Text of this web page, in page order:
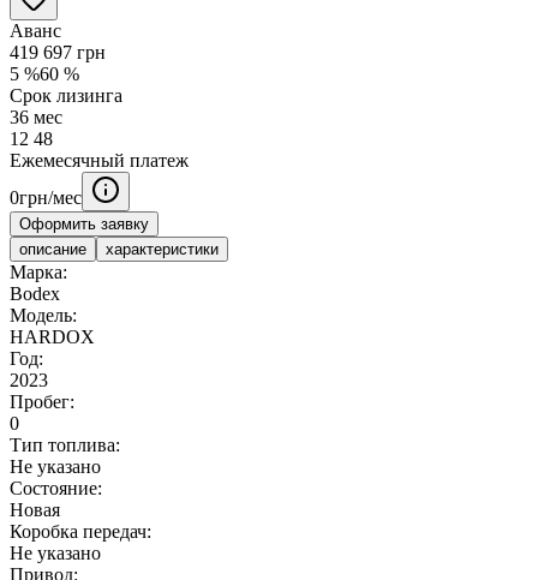
Аванс
419 697 грн
5 %60 %
Срок лизинга
36 мес
12 48
Ежемесячный платеж
0грн/мес
Оформить заявку
описание
характеристики
Марка:
Bodex
Модель:
HARDOX
Год:
2023
Пробег:
0
Тип топлива:
Не указано
Состояние:
Новая
Коробка передач:
Не указано
Привод: